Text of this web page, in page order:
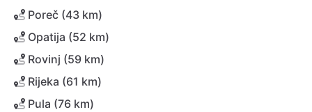
Poreč (43 km)
Opatija (52 km)
Rovinj (59 km)
Rijeka (61 km)
Pula (76 km)